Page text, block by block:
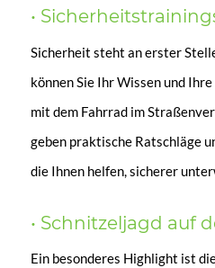
•
Sicherheit steht an erster
können Sie Ihr Wissen und
mit dem Fahrrad im
geben praktische Ratschläge
die Ihnen helfen, sicherer
• Schnitzeljagd auf
Ein besonderes Highlight ist